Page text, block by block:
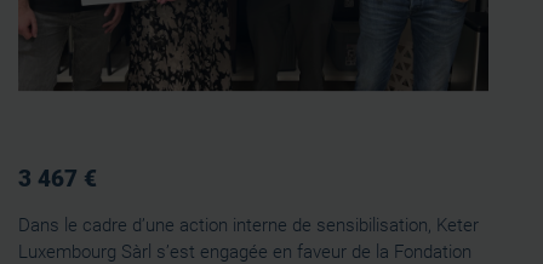
3 467 €
Dans le cadre d’une action interne de sensibilisation, Keter
Luxembourg Sàrl s’est engagée en faveur de la Fondation